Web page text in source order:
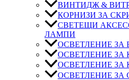
ВИНТИДЖ &
КОРНИЗИ ЗА
СВЕТЕЩИ
ЛАМПИ
ОСВЕТЛЕНИЕ ЗА
ОСВЕТЛЕНИЕ ЗА
ОСВЕТЛЕНИЕ ЗА
ОСВЕТЛЕНИЕ ЗА